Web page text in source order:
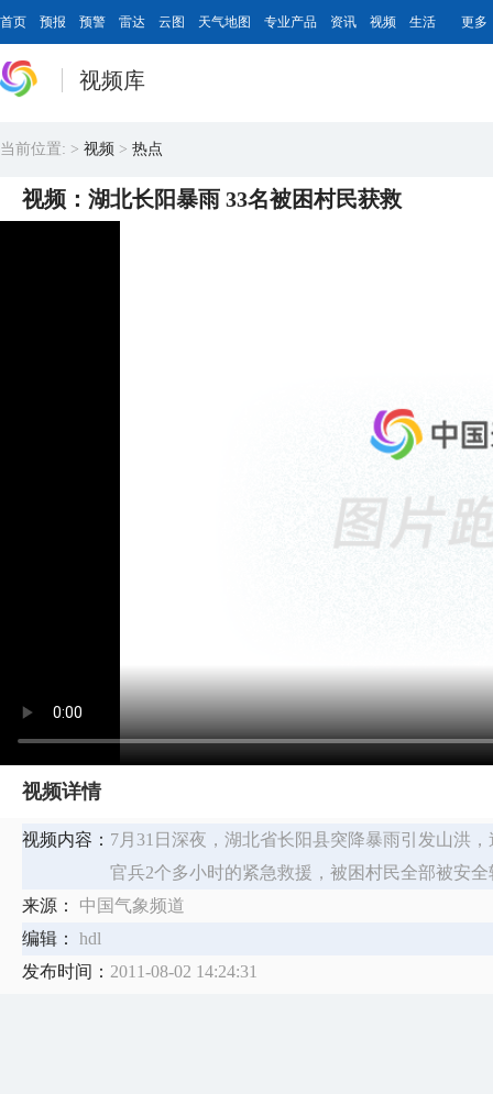
首页 预报 预警 雷达 云图 天气地图 专业产品 资讯 视频 生活 更多
视频库
当前位置: > 视频 > 热点
视频：湖北长阳暴雨 33名被困村民获救
视频详情
视频内容： 7月31日深夜，湖北省长阳县突降暴雨引发山洪
官兵2个多小时的紧急救援，被困村民全部被安全
来源：
中国气象频道
编辑：
hdl
发布时间： 2011-08-02 14:24:31